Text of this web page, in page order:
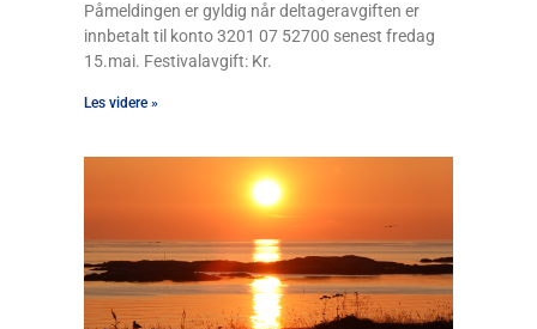
Påmeldingen er gyldig når deltageravgiften er
innbetalt til konto 3201 07 52700 senest fredag
15.mai. Festivalavgift: Kr.
Les videre »